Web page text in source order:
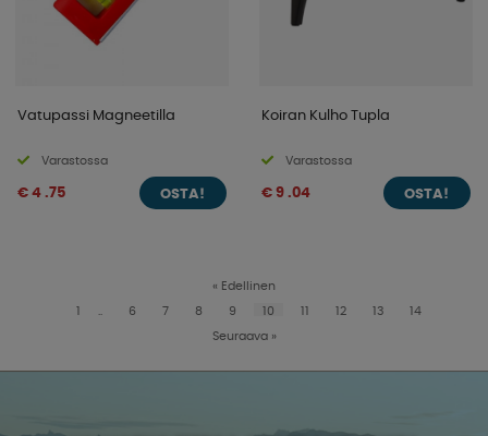
Vatupassi Magneetilla
Varastossa
€ 4 .75 OSTA!
Koiran Kulho Tupla
Varastossa
€ 9 .04 OSTA!
« Edellinen
1 6 7 8 9 10 11 12 13 14
Seuraava »